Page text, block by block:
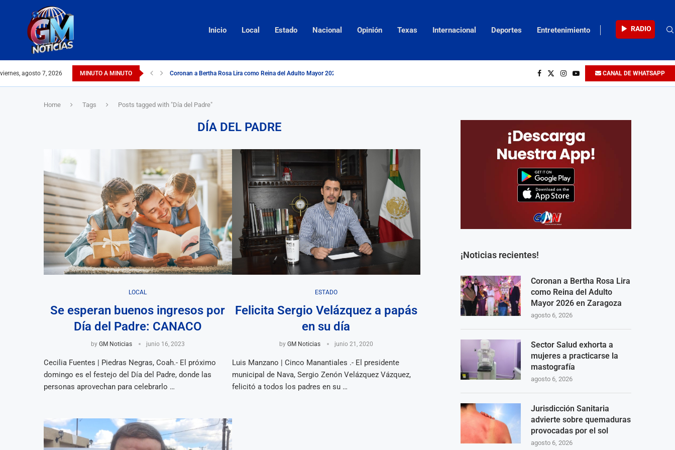
Inicio Local Estado Nacional Opinión Texas Internacional Deportes Entretenimiento RADIO
viernes, agosto 7, 2026 MINUTO A MINUTO Coronan a Bertha Rosa Lira como Reina del Adulto Mayor 2026... CANAL DE WHATSAPP
Home Tags Posts tagged with "Día del Padre"
DÍA DEL PADRE
LOCAL
Se esperan buenos ingresos por
Día del Padre: CANACO
by GM Noticias junio 16, 2023
Cecilia Fuentes | Piedras Negras, Coah.- El próximo
domingo es el festejo del Día del Padre, donde las
personas aprovechan para celebrarlo …
ESTADO
Felicita Sergio Velázquez a papás
en su día
by GM Noticias junio 21, 2020
Luis Manzano | Cinco Manantiales .- El presidente
municipal de Nava, Sergio Zenón Velázquez Vázquez,
felicitó a todos los padres en su …
¡Noticias recientes!
Coronan a Bertha Rosa Lira
como Reina del Adulto
Mayor 2026 en Zaragoza
agosto 6, 2026
Sector Salud exhorta a
mujeres a practicarse la
mastografía
agosto 6, 2026
Jurisdicción Sanitaria
advierte sobre quemaduras
provocadas por el sol
agosto 6, 2026